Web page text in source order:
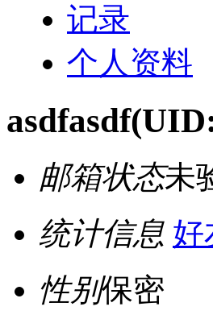
记录
个人资料
asdfasdf
邮箱状态未
统计信息 好
性别保密